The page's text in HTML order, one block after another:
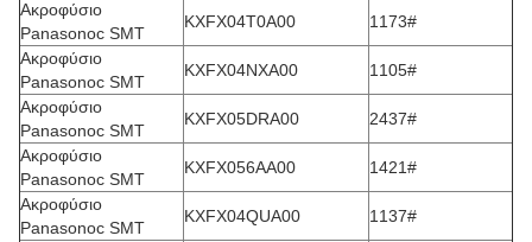
Ακροφύσιο
Panasonoc SMT
KXFX04T0A00
1173#
Ακροφύσιο
Panasonoc SMT
KXFX04NXA00
1105#
Ακροφύσιο
Panasonoc SMT
KXFX05DRA00
2437#
Ακροφύσιο
Panasonoc SMT
KXFX056AA00
1421#
Ακροφύσιο
Panasonoc SMT
KXFX04QUA00
1137#